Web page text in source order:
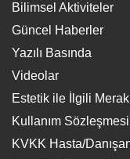
Bilimsel Aktiviteler
Güncel Haberler
Yazılı Basında
Videolar
Estetik ile İlgili
Kullanım
KVKK Hasta/